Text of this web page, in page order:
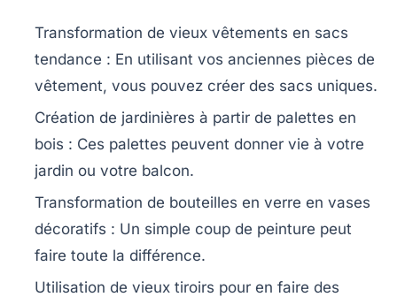
Transformation de vieux vêtements en sacs
tendance : En utilisant vos anciennes pièces de
vêtement, vous pouvez créer des sacs uniques.
Création de jardinières à partir de palettes en
bois : Ces palettes peuvent donner vie à votre
jardin ou votre balcon.
Transformation de bouteilles en verre en vases
décoratifs : Un simple coup de peinture peut
faire toute la différence.
Utilisation de vieux tiroirs pour en faire des